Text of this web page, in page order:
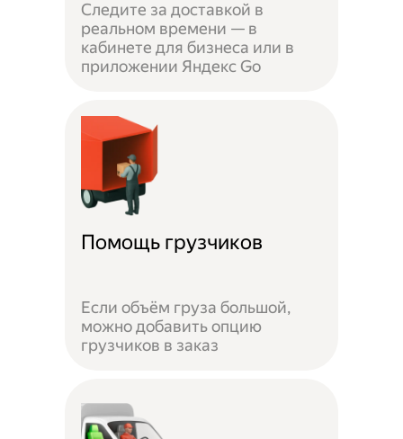
Следите за доставкой в
реальном времени — в
кабинете для бизнеса или в
приложении Яндекс Go
Помощь грузчиков
Если объём груза большой,
можно добавить опцию
грузчиков в заказ